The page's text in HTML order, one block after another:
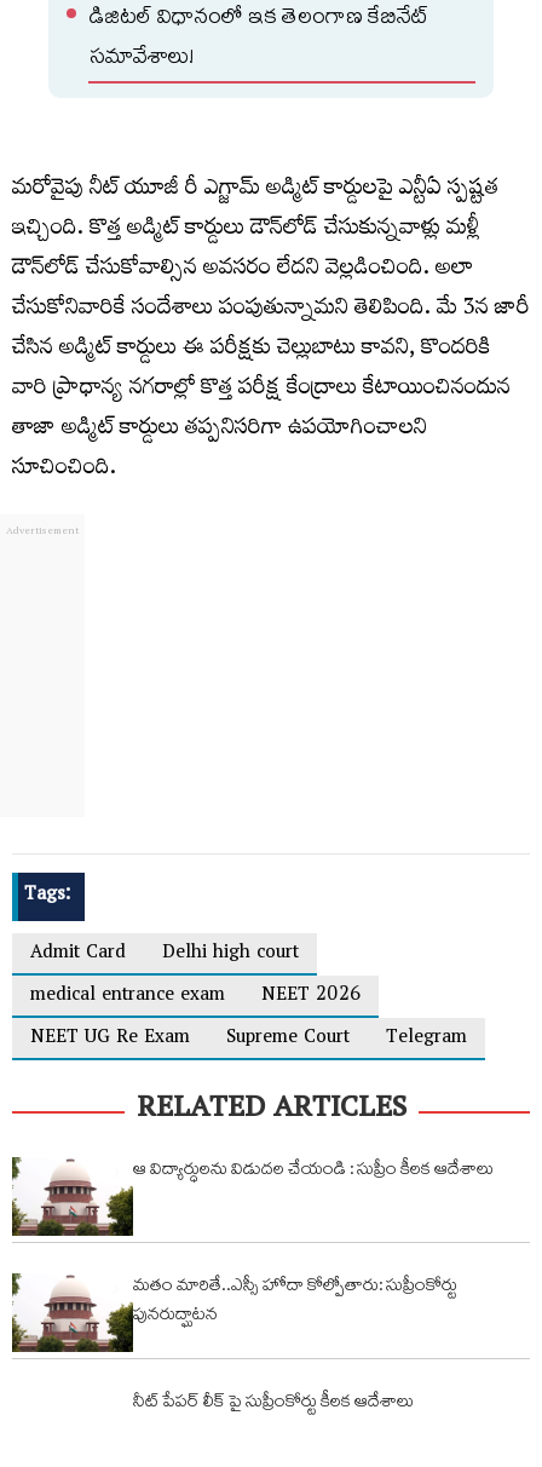
డిజిటల్ విధానంలో ఇక తెలంగాణ కేబినేట్
సమావేశాలు!
మరోవైపు నీట్‌ యూజీ రీ ఎగ్జామ్‌ అడ్మిట్‌ కార్డులపై ఎన్టీఏ స్పష్టత
ఇచ్చింది. కొత్త అడ్మిట్‌ కార్డులు డౌన్‌లోడ్‌ చేసుకున్నవాళ్లు మళ్లీ
డౌన్‌లోడ్‌ చేసుకోవాల్సిన అవసరం లేదని వెల్లడించింది. అలా
చేసుకోనివారికే సందేశాలు పంపుతున్నామని తెలిపింది. మే 3న జారీ
చేసిన అడ్మిట్‌ కార్డులు ఈ పరీక్షకు చెల్లుబాటు కావని, కొందరికి
వారి ప్రాధాన్య నగరాల్లో కొత్త పరీక్ష కేంద్రాలు కేటాయించినందున
తాజా అడ్మిట్‌ కార్డులు తప్పనిసరిగా ఉపయోగించాలని
సూచించింది.
Tags:
Admit Card
Delhi high court
medical entrance exam
NEET 2026
NEET UG Re Exam
Supreme Court Telegram
RELATED ARTICLES
ఆ విద్యార్ధులను విడుదల చేయండి : సుప్రీం కీలక ఆదేశాలు
మతం మారితే..ఎస్సీ హోదా కోల్పోతారు: సుప్రీంకోర్టు
పునరుద్ఘాటన
నీట్ పేపర్ లీక్ పై సుప్రీంకోర్టు కీలక ఆదేశాలు